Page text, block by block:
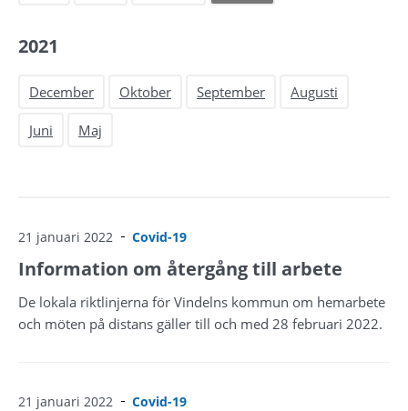
2021
December Oktober September Augusti
Juni Maj
21 januari 2022 Covid-19
Information om återgång till arbete
De lokala riktlinjerna för Vindelns kommun om hemarbete
och möten på distans gäller till och med 28 februari 2022.
21 januari 2022 Covid-19